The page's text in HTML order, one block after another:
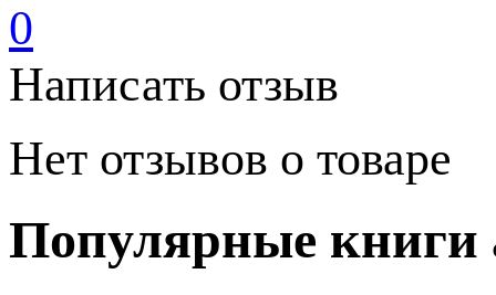
0
Написать отзыв
Нет отзывов о товаре
Популярные книги